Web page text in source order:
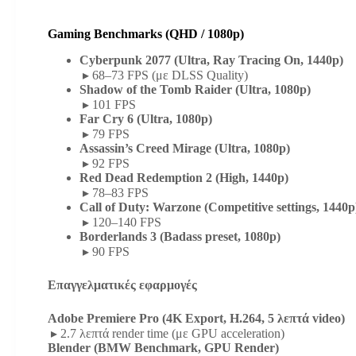
Gaming Benchmarks (QHD / 1080p)
Cyberpunk 2077 (Ultra, Ray Tracing On, 1440p)
▸ 68–73 FPS (με DLSS Quality)
Shadow of the Tomb Raider (Ultra, 1080p)
▸ 101 FPS
Far Cry 6 (Ultra, 1080p)
▸ 79 FPS
Assassin’s Creed Mirage (Ultra, 1080p)
▸ 92 FPS
Red Dead Redemption 2 (High, 1440p)
▸ 78–83 FPS
Call of Duty: Warzone (Competitive settings,
▸ 120–140 FPS
Borderlands 3 (Badass preset, 1080p)
▸ 90 FPS
Επαγγελματικές εφαρμογές
Adobe Premiere Pro (4K Export, H.264, 5 λεπτά video)
▸ 2.7 λεπτά render time (με GPU acceleration)
Blender (BMW Benchmark, GPU Render)